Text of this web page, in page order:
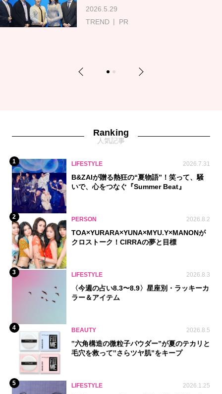
2026.5.29
TREND
PR
Previous 1 2 Next
Ranking
人気記事
1 LIFESTYLE 2026.7.31
B&ZAIが贈る熱狂の“夏物語”！笑って、騒
いで、心をつなぐ『Summer Beat』
2 PERSON 2026.8.2
TOA×YURARA×YUNA×MYU.Y×MANONが
クロストーク！CIRRAの夢と目標
3 LIFESTYLE 2026.8.3
〈今週の占い8.3〜8.9〉星座別・ラッキーカ
ラー＆アイテム
4 BEAUTY 2026.8.5
‟六角構造の微粒子パウダー”が夏のテカリと
毛穴を救って‟さらツヤ肌”をキープ
5 LIFESTYLE 2026.1.25